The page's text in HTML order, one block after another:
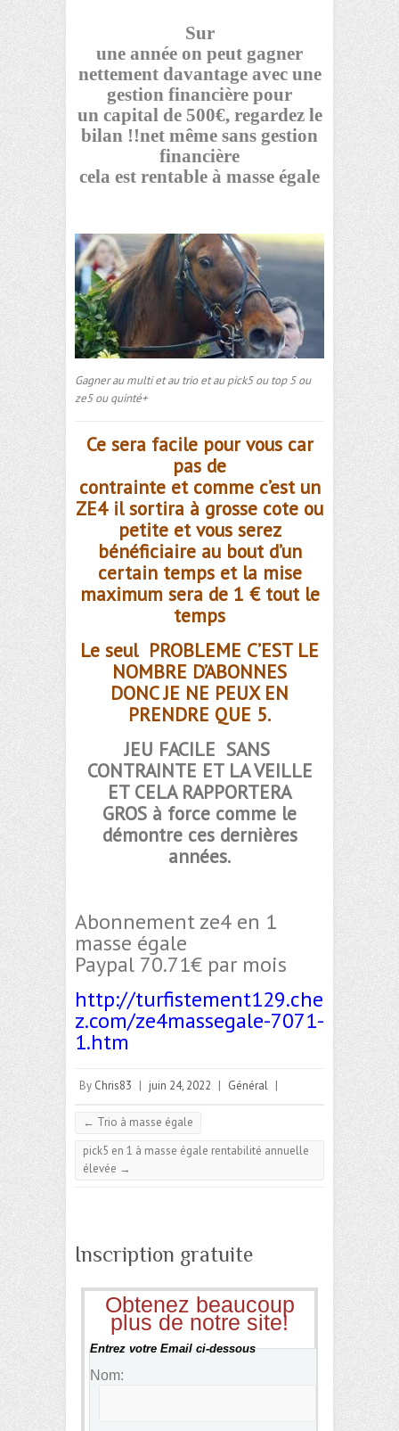
Sur
une année on peut gagner
nettement davantage avec une
gestion financière pour
un capital de 500€, regardez le
bilan !!net même sans gestion
financière
cela est rentable à masse égale
Gagner au multi et au trio et au pick5 ou top 5 ou
ze5 ou quinté+
Ce sera facile pour vous car
pas de
contrainte et comme c’est un
ZE4 il sortira à grosse cote ou
petite et vous serez
bénéficiaire au bout d’un
certain temps et la mise
maximum sera de 1 € tout le
temps
Le seul PROBLEME C’EST LE
NOMBRE D’ABONNES
DONC JE NE PEUX EN
PRENDRE QUE 5.
JEU FACILE SANS
CONTRAINTE ET LA VEILLE
ET CELA RAPPORTERA
GROS à force comme le
démontre ces dernières
années.
Abonnementze4 en 1
masse égale
Paypal 70.71€ par mois
http://turfistement129.che
z.com/ze4massegale-7071-
1.htm
By Chris83 | juin 24, 2022 | Général |
← Trio à masse égale
pick5 en 1 à masse égale rentabilité annuelle
élevée →
Inscription gratuite
Obtenez beaucoup
plus de notre site!
Entrez votre Email ci-dessous
Nom: